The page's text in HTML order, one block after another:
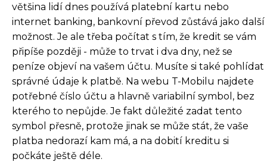
většina lidí dnes používá platební kartu nebo
internet banking, bankovní převod zůstává jako další
možnost. Je ale třeba počítat s tím, že kredit se vám
připíše později - může to trvat i dva dny, než se
peníze objeví na vašem účtu. Musíte si také pohlídat
správné údaje k platbě. Na webu T-Mobilu najdete
potřebné číslo účtu a hlavně variabilní symbol, bez
kterého to nepůjde. Je fakt důležité zadat tento
symbol přesně, protože jinak se může stát, že vaše
platba nedorazí kam má, a na dobití kreditu si
počkáte ještě déle.